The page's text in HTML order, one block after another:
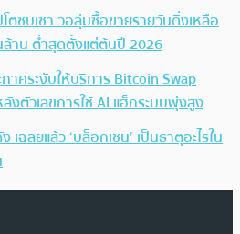
ตซบเซา วอลุ่มซื้อขายรายวันดิ่งเหลือ
าน ต่ำสุดตั้งแต่ต้นปี 2026
าศระงับให้บริการ Bitcoin Swap
งตัวเลขการใช้ AI แฮ็กระบบพุ่งสูง
เฉลยแล้ว ‘บล็อกเชน’ เป็นธาตุอะไรใน